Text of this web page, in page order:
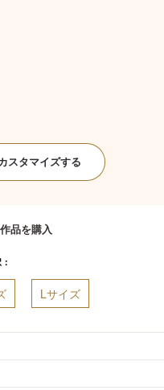
スタマイズする
品を購入
Lサイズ